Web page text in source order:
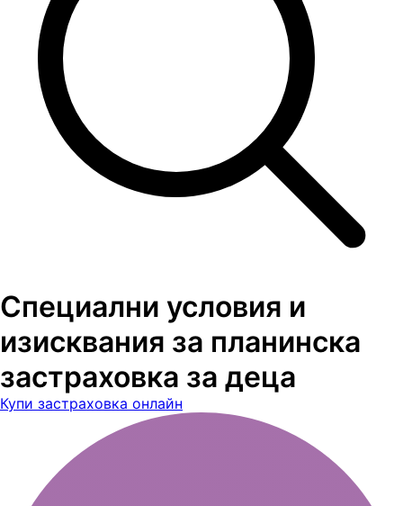
Специални условия и
изисквания за планинска
застраховка за деца
Купи застраховка онлайн